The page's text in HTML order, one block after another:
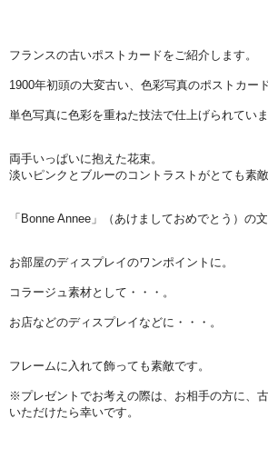
フランスの古いポストカードをご紹介します。
1900年初頭の大変古い、色彩写真のポストカード
単色写真に色彩を重ねた技法で仕上げられていま
両手いっぱいに抱えた花束。
淡いピンクとブルーのコントラストがとても素敵
「Bonne Annee」（あけましておめでとう）の
お部屋のディスプレイのワンポイントに。
コラージュ素材として・・・。
お店などのディスプレイなどに・・・。
フレームに入れて飾っても素敵です。
※プレゼントでお考えの際は、お相手の方に、
いただけたら幸いです。